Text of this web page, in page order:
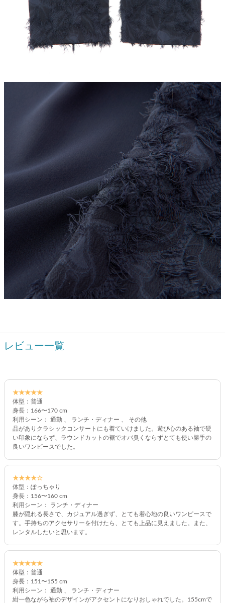
レビュー一覧
★★★★★
体型：普通
身長：166〜170 cm
利用シーン： 通勤 、 ランチ・ディナー 、 その他
品がありクラシックコンサートにも着ていけました。遊び心のある袖で硬
い印象にならず、ラウンドカットの裾でオバ臭くならずとても使い勝手の
良いワンピースでした。
★★★★☆
体型：ぽっちゃり
身長：156〜160 cm
利用シーン： ランチ・ディナー
膝が隠れる長さで、カジュアル過ぎず、とても着心地の良いワンピースで
す。手持ちのアクセサリーを付けたら、とても上品に見えました。また、
レンタルしたいと思います。
★★★★★
体型：普通
身長：151〜155 cm
利用シーン： 通勤 、 ランチ・ディナー
紺一色ながら袖のデザインがアクセントになりおしゃれでした。155cmで